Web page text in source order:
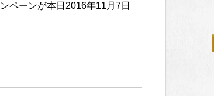
ペーンが本日2016年11月7日